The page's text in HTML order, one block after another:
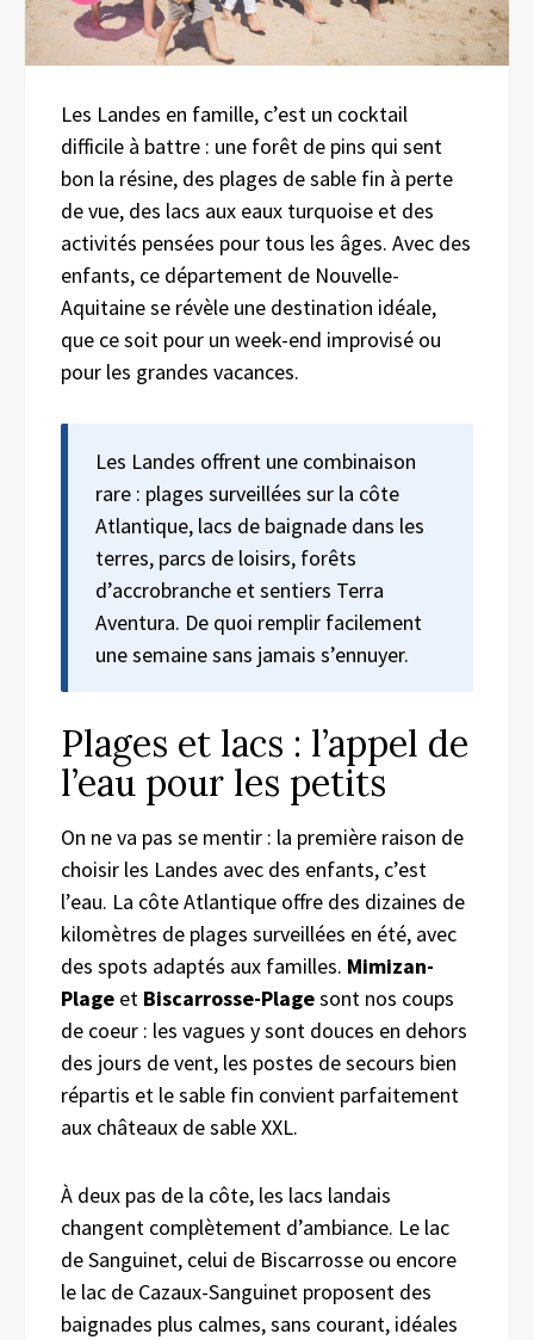
Les Landes en famille, c’est un cocktail
difficile à battre : une forêt de pins qui sent
bon la résine, des plages de sable fin à perte
de vue, des lacs aux eaux turquoise et des
activités pensées pour tous les âges. Avec des
enfants, ce département de Nouvelle-
Aquitaine se révèle une destination idéale,
que ce soit pour un week-end improvisé ou
pour les grandes vacances.
Les Landes offrent une combinaison
rare : plages surveillées sur la côte
Atlantique, lacs de baignade dans les
terres, parcs de loisirs, forêts
d’accrobranche et sentiers Terra
Aventura. De quoi remplir facilement
une semaine sans jamais s’ennuyer.
Plages et lacs : l’appel de
l’eau pour les petits
On ne va pas se mentir : la première raison de
choisir les Landes avec des enfants, c’est
l’eau. La côte Atlantique offre des dizaines de
kilomètres de plages surveillées en été, avec
des spots adaptés aux familles. Mimizan-
Plage et Biscarrosse-Plagesont nos coups
de coeur : les vagues y sont douces en dehors
des jours de vent, les postes de secours bien
répartis et le sable fin convient parfaitement
aux châteaux de sable XXL.
À deux pas de la côte, les lacs landais
changent complètement d’ambiance. Le lac
de Sanguinet, celui de Biscarrosse ou encore
le lac de Cazaux-Sanguinet proposent des
baignades plus calmes, sans courant, idéales